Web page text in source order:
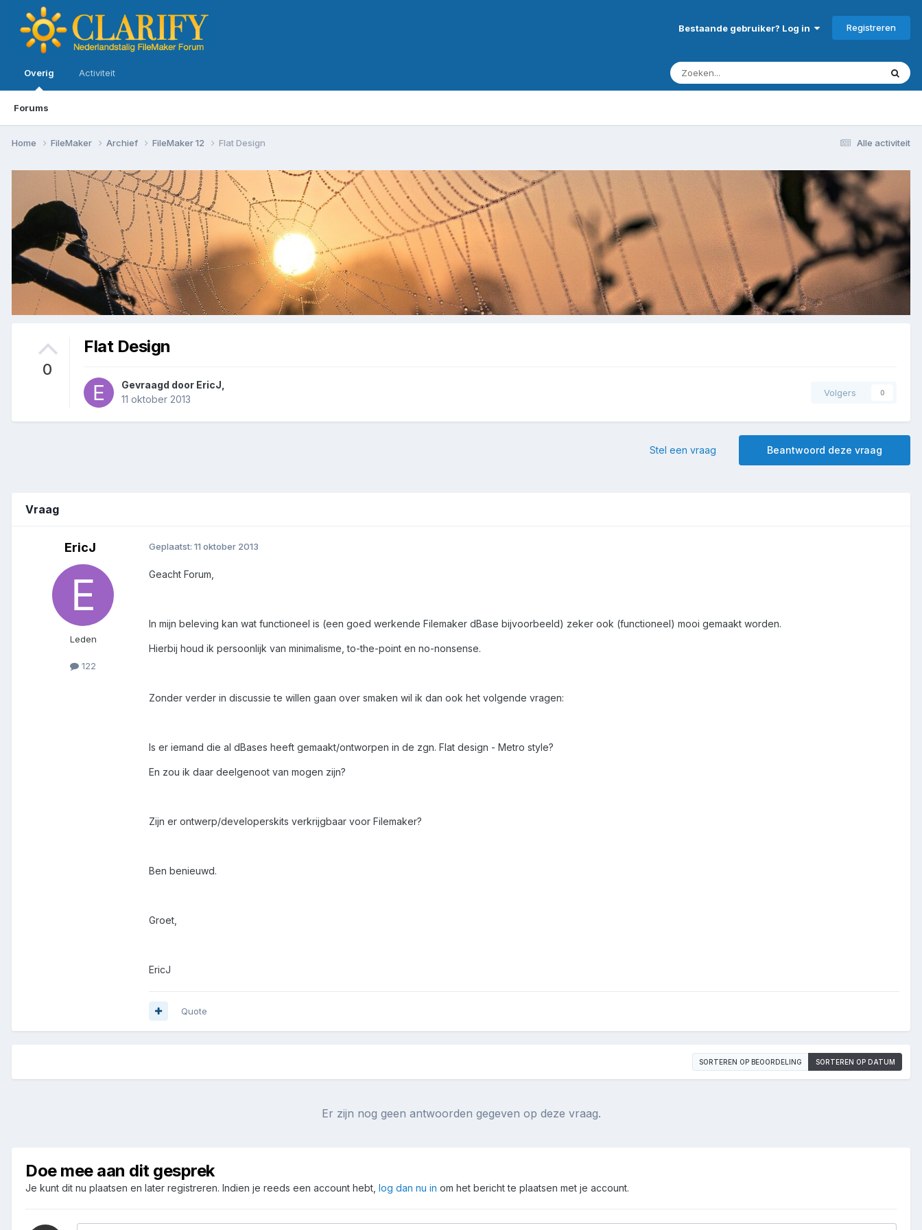
Bestaande gebruiker? Log in Registreren
Overig
Forums
Activiteit
Alle activiteit
Home FileMaker Archief FileMaker 12 Flat Design
0
Flat Design
Gevraagd door EricJ
11 oktober 2013
Volgers 0
Beantwoord deze vraag
Stel een vraag
Vraag
EricJ
Leden
122
Geplaatst: 11 oktober 2013
Geacht Forum,
In mijn beleving kan wat functioneel is (een goed werkende Filemaker dBase bijvoorbeeld) zeker ook (functioneel) mooi gemaakt worden.
Hierbij houd ik persoonlijk van minimalisme, to-the-point en no-nonsense.
Zonder verder in discussie te willen gaan over smaken wil ik dan ook het volgende vragen:
Is er iemand die al dBases heeft gemaakt/ontworpen in de zgn. Flat design - Metro style?
En zou ik daar deelgenoot van mogen zijn?
Zijn er ontwerp/developerskits verkrijgbaar voor Filemaker?
Ben benieuwd.
Groet,
EricJ
Quote
SORTEREN OP BEOORDELING SORTEREN OP DATUM
Er zijn nog geen antwoorden gegeven op deze vraag.
Doe mee aan dit gesprek
Je kunt dit nu plaatsen en later registreren. Indien je reeds een account hebt, log dan nu in om het bericht te plaatsen met je account.